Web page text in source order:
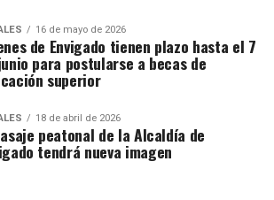
16 de mayo de 2026
de Envigado tienen plazo hasta el 7
para postularse a becas de
superior
18 de abril de 2026
peatonal de la Alcaldía de
tendrá nueva imagen